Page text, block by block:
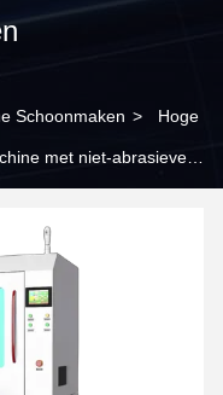
Schoonmaken > Hoge
met niet-abrasieve